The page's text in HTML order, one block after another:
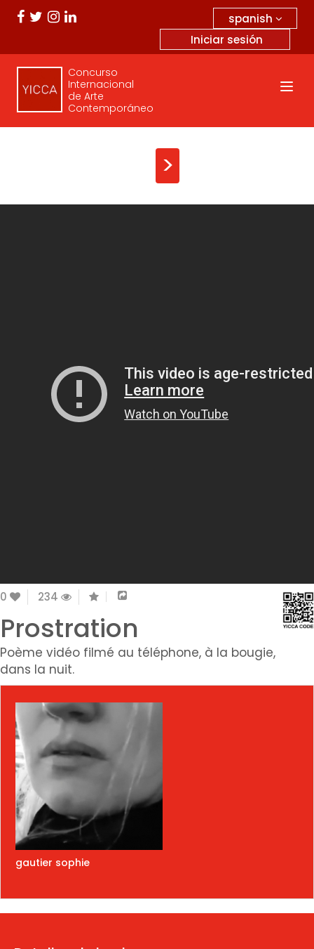
spanish
Iniciar sesión
Concurso
Internacional
de Arte
Contemporáneo
>
0 234
Prostration
Poème vidéo filmé au téléphone, à la bougie,
dans la nuit.
gautier sophie